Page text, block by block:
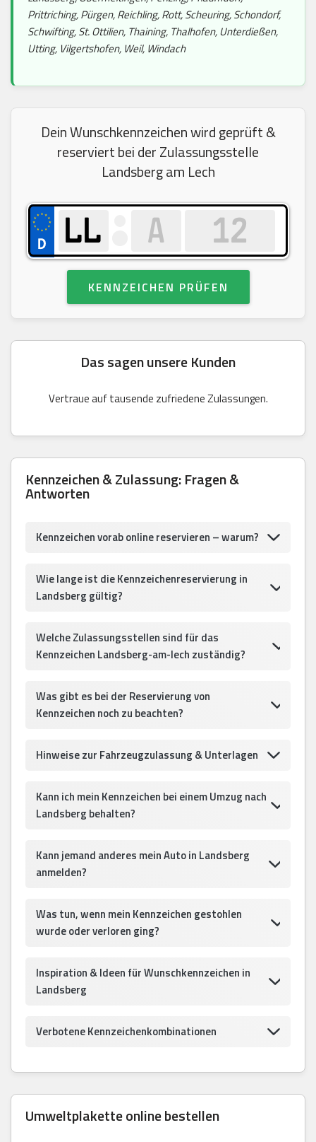
Prittriching, Pürgen, Reichling, Rott, Scheuring, Schondorf,
Schwifting, St. Ottilien, Thaining, Thalhofen, Unterdießen,
Utting, Vilgertshofen, Weil, Windach
Dein Wunschkennzeichen wird geprüft &
reserviert bei der Zulassungsstelle
Landsberg am Lech
KENNZEICHEN PRÜFEN
Das sagen unsere Kunden
Vertraue auf tausende zufriedene Zulassungen.
Kennzeichen & Zulassung: Fragen &
Antworten
Kennzeichen vorab online reservieren – warum?
Wie lange ist die Kennzeichenreservierung in
Landsberg gültig?
Welche Zulassungsstellen sind für das
Kennzeichen Landsberg-am-lech zuständig?
Was gibt es bei der Reservierung von
Kennzeichen noch zu beachten?
Hinweise zur Fahrzeugzulassung & Unterlagen
Kann ich mein Kennzeichen bei einem Umzug nach
Landsberg behalten?
Kann jemand anderes mein Auto in Landsberg
anmelden?
Was tun, wenn mein Kennzeichen gestohlen
wurde oder verloren ging?
Inspiration & Ideen für Wunschkennzeichen in
Landsberg
Verbotene Kennzeichenkombinationen
Umweltplakette online bestellen